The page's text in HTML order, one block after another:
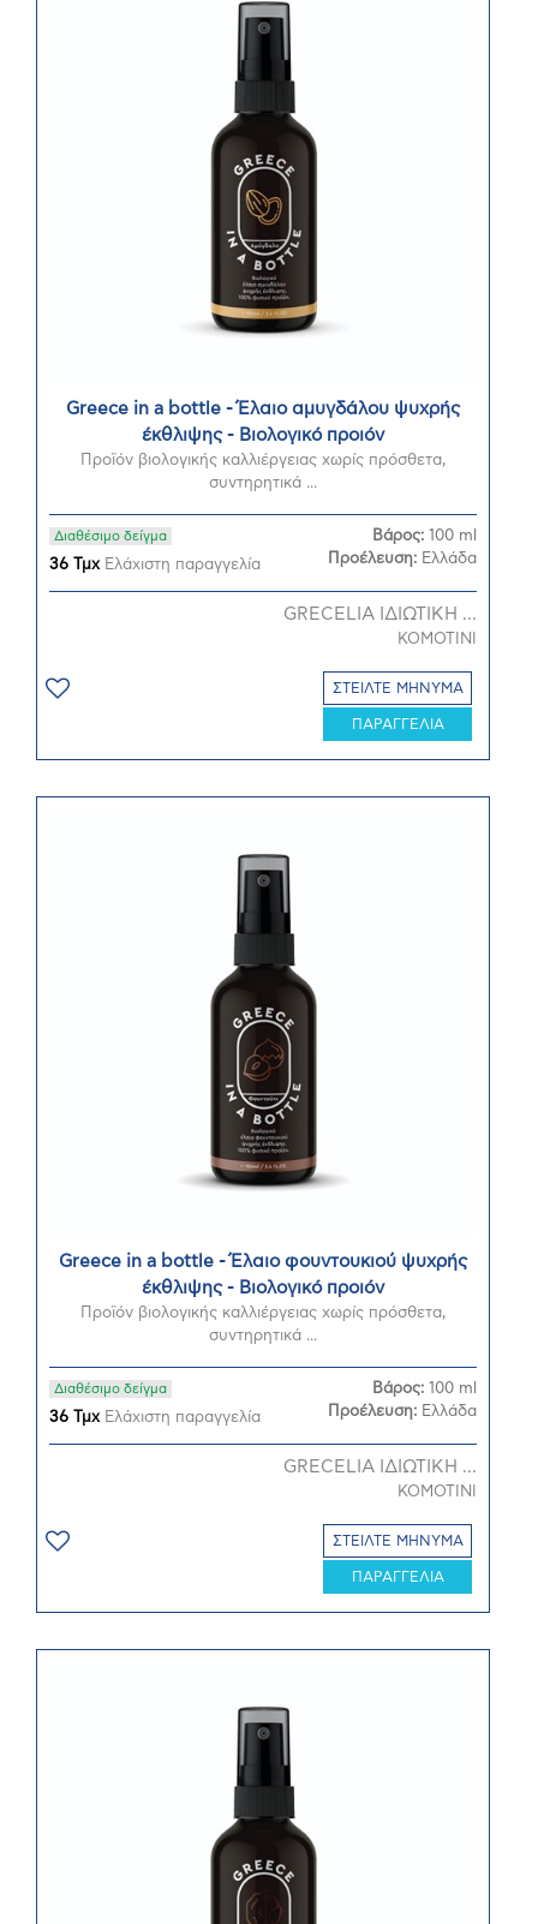
Greece in a bottle - Έλαιο αμυγδάλου ψυχρής
έκθλιψης - Βιολογικό προιόν
Προϊόν βιολογικής καλλιέργειας χωρίς πρόσθετα,
συντηρητικά ...
Διαθέσιμο δείγμα
36 ΤμχΕλάχιστη παραγγελία
Βάρος: 100 ml
Προέλευση: Ελλάδα
GRECELIA ΙΔΙΩΤΙΚΗ ...
KOMOTINI
ΣΤΕΙΛΤΕ ΜΗΝΥΜΑ
ΠΑΡΑΓΓΕΛΙΑ
Greece in a bottle - Έλαιο φουντουκιού ψυχρής
έκθλιψης - Βιολογικό προιόν
Προϊόν βιολογικής καλλιέργειας χωρίς πρόσθετα,
συντηρητικά ...
Διαθέσιμο δείγμα
36 ΤμχΕλάχιστη παραγγελία
Βάρος: 100 ml
Προέλευση: Ελλάδα
GRECELIA ΙΔΙΩΤΙΚΗ ...
KOMOTINI
ΣΤΕΙΛΤΕ ΜΗΝΥΜΑ
ΠΑΡΑΓΓΕΛΙΑ